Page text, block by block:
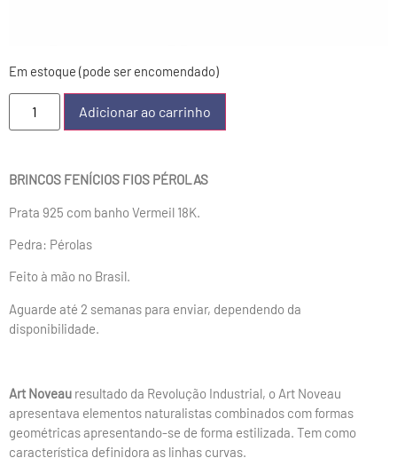
Em estoque (pode ser encomendado)
Adicionar ao carrinho
BRINCOS FENÍCIOS FIOS PÉROLAS
Prata 925 com banho Vermeil 18K.
Pedra: Pérolas
Feito à mão no Brasil.
Aguarde até 2 semanas para enviar, dependendo da
disponibilidade.
Art Noveau resultado da Revolução Industrial, o Art Noveau
apresentava elementos naturalistas combinados com formas
geométricas apresentando-se de forma estilizada. Tem como
característica definidora as linhas curvas.